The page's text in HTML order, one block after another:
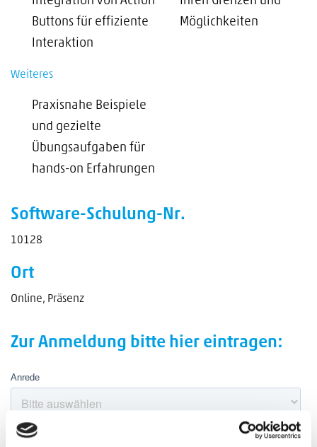
Buttons für effiziente
Interaktion
Möglichkeiten
Weiteres
Praxisnahe Beispiele
und gezielte
Übungsaufgaben für
hands-on Erfahrungen
Software-Schulung-Nr.
10128
Ort
Online, Präsenz
Zur Anmeldung bitte hier eintragen: